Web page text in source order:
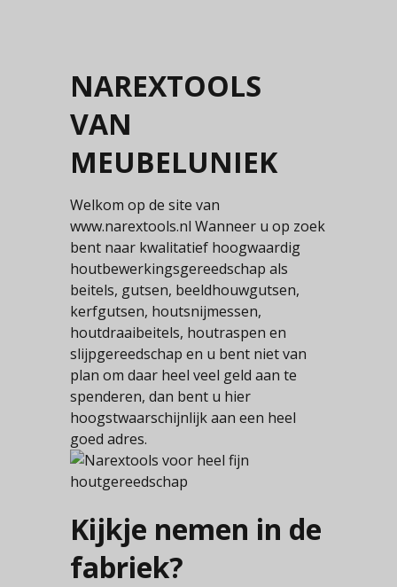
NAREXTOOLS
VAN
MEUBELUNIEK
Welkom op de site van
www.narextools.nl Wanneer u op zoek
bent naar kwalitatief hoogwaardig
houtbewerkingsgereedschap als
beitels, gutsen, beeldhouwgutsen,
kerfgutsen, houtsnijmessen,
houtdraaibeitels, houtraspen en
slijpgereedschap en u bent niet van
plan om daar heel veel geld aan te
spenderen, dan bent u hier
hoogstwaarschijnlijk aan een heel
goed adres.
Kijkje nemen in de
fabriek?